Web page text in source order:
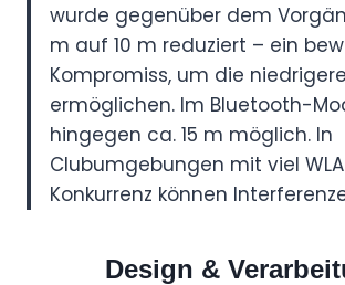
wurde gegenüber dem
m auf 10 m reduziert – ein
Kompromiss, um die
ermöglichen. Im Bluetooth-
hingegen ca. 15 m möglich. In
Clubumgebungen mit viel
Konkurrenz können
Design &